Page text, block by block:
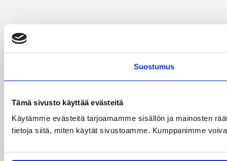
Suostumus
Tämä sivusto käyttää evästeitä
Käytämme evästeitä tarjoamamme sisällön ja mainosten
tietoja siitä, miten käytät sivustoamme. Kumppanimme